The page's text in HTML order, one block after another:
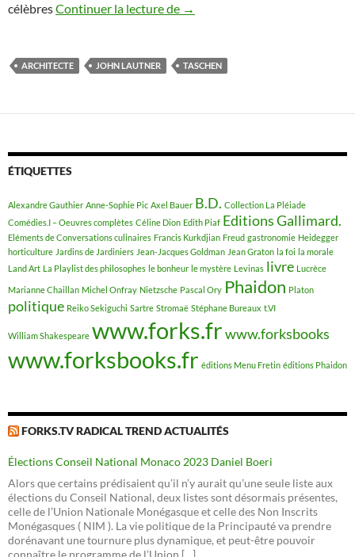
célèbresContinuer la lecture de John Lautner, architecte
→
ARCHITECTE JOHN LAUTNER TASCHEN
ÉTIQUETTES
Alexandre Gauthier Anne-Sophie Pic Axel Bauer B.D. Collection La Pléiade
Comédies.I – Oeuvres complètes Céline Dion Edith Piaf Editions Gallimard.
Eléments de Conversations culinaires Francis Kurkdjian Freud gastronomie Heidegger
horticulture Jardins de Jardiniers Jean-Jacques Goldman Jean Graton la foi la morale
Land Art La Playlist des philosophes le bonheur le mystère Levinas livre Lucrèce
Marianne Chaillan Michel Onfray Nietzsche Pascal Ory Phaidon Platon
politique Reiko Sekiguchi Sartre Stromaë Stéphane Bureaux t.VI
William Shakespeare www.forks.frwww.forksbooks
www.forksbooks.fr éditions Menu Fretin éditions Phaidon
FORKS.TV RADICAL TREND ACTUALITÉS
Élections Conseil National Monaco 2023 Daniel Boeri
Alors que certains prédisaient qu’il n’y aurait qu’une seule liste aux
élections du Conseil National, deux listes sont désormais présentes,
celle de l’Union Nationale Monégasque et celle des Non Inscrits
Monégasques ( NIM ). La vie politique de la Principauté va prendre
dorénavant une tournure plus dynamique, et peut-être pouvoir